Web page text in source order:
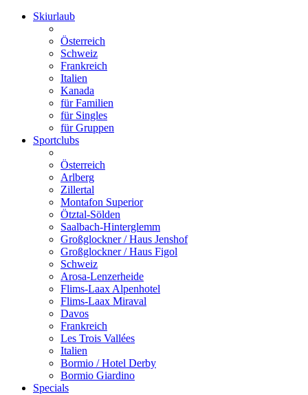
Skiurlaub
Österreich
Schweiz
Frankreich
Italien
Kanada
für Familien
für Singles
für Gruppen
Sportclubs
Österreich
Arlberg
Zillertal
Montafon Superior
Ötztal-Sölden
Saalbach-Hinterglemm
Großglockner / Haus Jenshof
Großglockner / Haus Figol
Schweiz
Arosa-Lenzerheide
Flims-Laax Alpenhotel
Flims-Laax Miraval
Davos
Frankreich
Les Trois Vallées
Italien
Bormio / Hotel Derby
Bormio Giardino
Specials